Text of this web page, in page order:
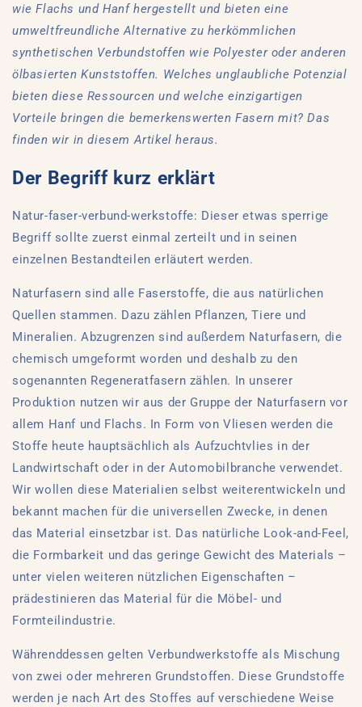
wie Flachs und Hanf hergestellt und bieten eine
umweltfreundliche Alternative zu herkömmlichen
synthetischen Verbundstoffen wie Polyester oder anderen
ölbasierten Kunststoffen. Welches unglaubliche Potenzial
bieten diese Ressourcen und welche einzigartigen
Vorteile bringen die bemerkenswerten Fasern mit? Das
finden wir in diesem Artikel heraus.
Der Begriff kurz erklärt
Natur-faser-verbund-werkstoffe: Dieser etwas sperrige
Begriff sollte zuerst einmal zerteilt und in seinen
einzelnen Bestandteilen erläutert werden.
Naturfasern sind alle Faserstoffe, die aus natürlichen
Quellen stammen. Dazu zählen Pflanzen, Tiere und
Mineralien. Abzugrenzen sind außerdem Naturfasern, die
chemisch umgeformt worden und deshalb zu den
sogenannten Regeneratfasern zählen. In unserer
Produktion nutzen wir aus der Gruppe der Naturfasern vor
allem Hanf und Flachs. In Form von Vliesen werden die
Stoffe heute hauptsächlich als Aufzuchtvlies in der
Landwirtschaft oder in der Automobilbranche verwendet.
Wir wollen diese Materialien selbst weiterentwickeln und
bekannt machen für die universellen Zwecke, in denen
das Material einsetzbar ist. Das natürliche Look-and-Feel,
die Formbarkeit und das geringe Gewicht des Materials –
unter vielen weiteren nützlichen Eigenschaften –
prädestinieren das Material für die Möbel- und
Formteilindustrie.
Währenddessen gelten Verbundwerkstoffe als Mischung
von zwei oder mehreren Grundstoffen. Diese Grundstoffe
werden je nach Art des Stoffes auf verschiedene Weise